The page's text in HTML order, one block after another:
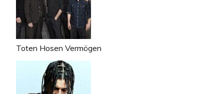
Toten Hosen Vermögen